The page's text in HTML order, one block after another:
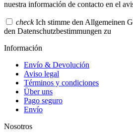
nuestra información de contacto en el
check Ich stimme den Allgemeinen
den Datenschutzbestimmungen zu
Información
Envío & Devolución
Aviso legal
Términos y condiciones
Über uns
Pago seguro
Envío
Nosotros